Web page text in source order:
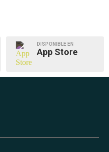
DISPONIBLE EN
App Store